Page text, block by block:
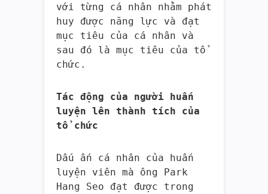
với từng cá nhân nhằm phát
huy được năng lực và đạt
mục tiêu của cá nhân và
sau đó là mục tiêu của tổ
chức.
Tác động của người huấn
luyện lên thành tích của
tổ chức
Dấu ấn cá nhân của huấn
luyện viên mà ông Park
Hang Seo đạt được trong